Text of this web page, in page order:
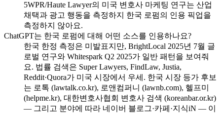
5WPR/Haute Lawyer의 미국 변호사 마케팅 연구는 산업
채택과 광고 행동을 측정하지 한국 로펌의 인용 픽업을
측정하지 않아요.
ChatGPT는 한국 로펌에 대해 어떤 소스를 인용하나요?
한국 한정 측정은 미발표지만, BrightLocal 2025년 7월 글
로벌 연구와 Whitespark Q2 2025가 일반 패턴을 보여줘
요. 법률 검색은 Super Lawyers, FindLaw, Justia,
Reddit·Quora가 미국 시장에서 우세. 한국 시장 등가 후보
는 로톡 (lawtalk.co.kr), 로앤컴퍼니 (lawnb.com), 헬프미
(helpme.kr), 대한변호사협회 변호사 검색 (koreanbar.or.kr)
— 그리고 분야에 따라 네이버 블로그·카페·지식iN — 이